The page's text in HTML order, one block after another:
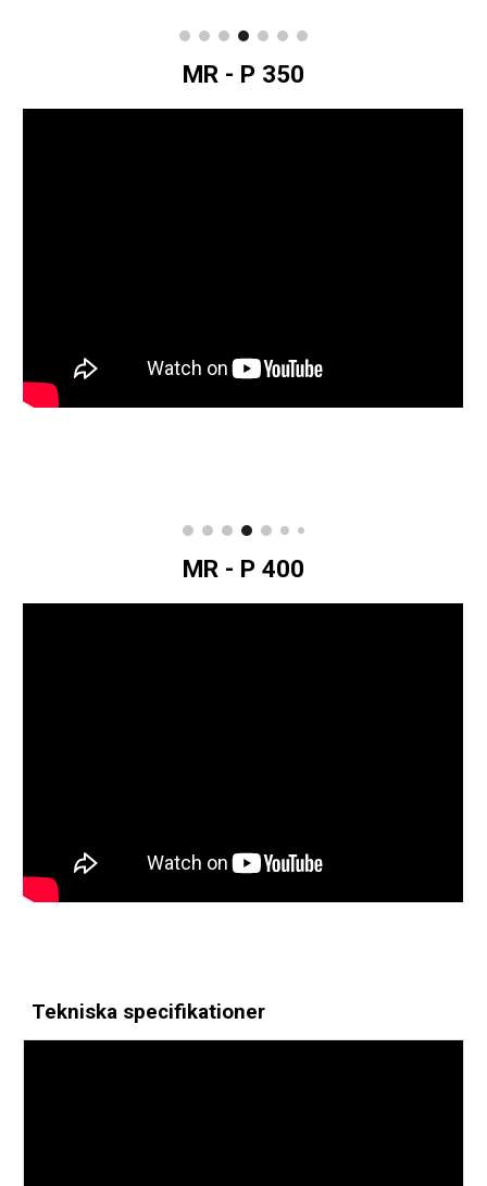
MR - P 350
MR - P 400
Tekniska specifikationer